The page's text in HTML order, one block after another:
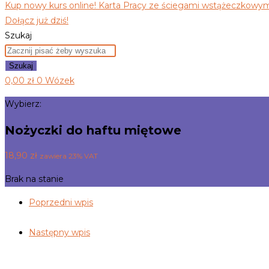
Kup nowy kurs online! Karta Pracy ze ściegami
Dołącz już dziś!
Szukaj
Szukaj
0,00 zł 0 Wózek
Wybierz:
Nożyczki do haftu miętowe
18,90 zł zawiera 23% VAT
Brak na stanie
Poprzedni wpis
Następny wpis